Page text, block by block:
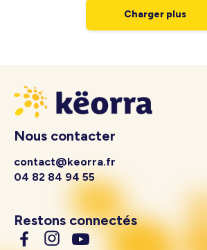
Charger plus
Nous contacter
contact@keorra.fr
04 82 84 94 55
Restons connectés